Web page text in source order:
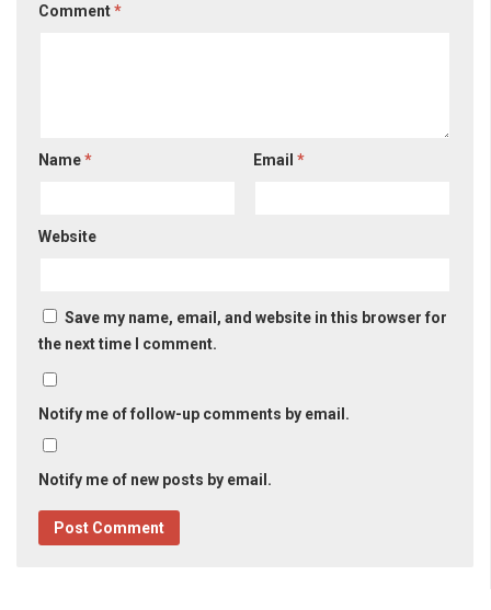
Comment*
Name* Email*
Website
Save my name, email, and website in this browser for
the next time I comment.
Notify me of follow-up comments by email.
Notify me of new posts by email.